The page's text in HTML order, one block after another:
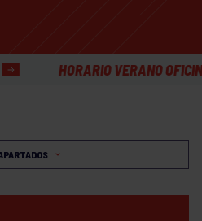
HORARIO VERANO OFICINAS